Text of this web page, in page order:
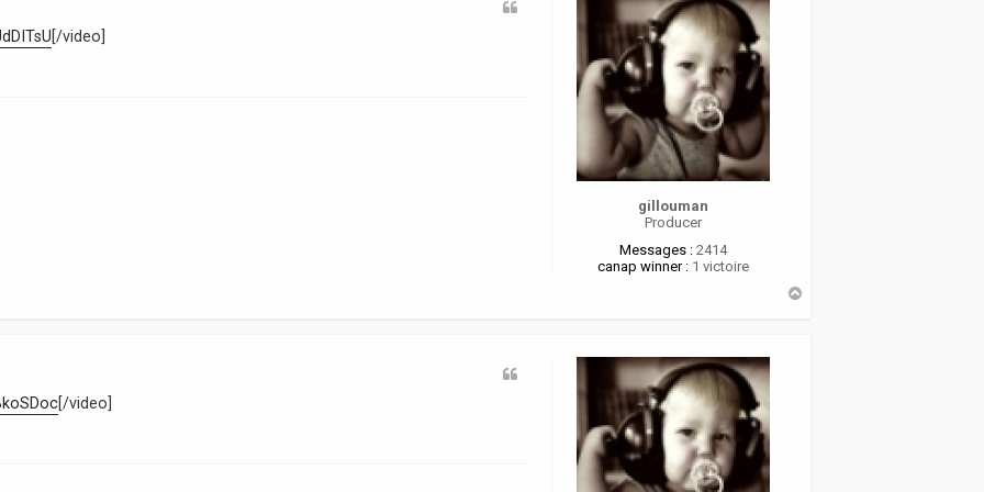
gillouman
Producer
Messages : 2414
canap winner :1 victoire
[/video]
[/video]